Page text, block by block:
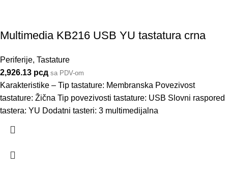
Multimedia KB216 USB YU tastatura crna
Periferije, Tastature
2,926.13 рсд sa PDV-om
Karakteristike – Tip tastature: Membranska Povezivost
tastature: Žična Tip povezivosti tastature: USB Slovni raspored
tastera: YU Dodatni tasteri: 3 multimedijalna